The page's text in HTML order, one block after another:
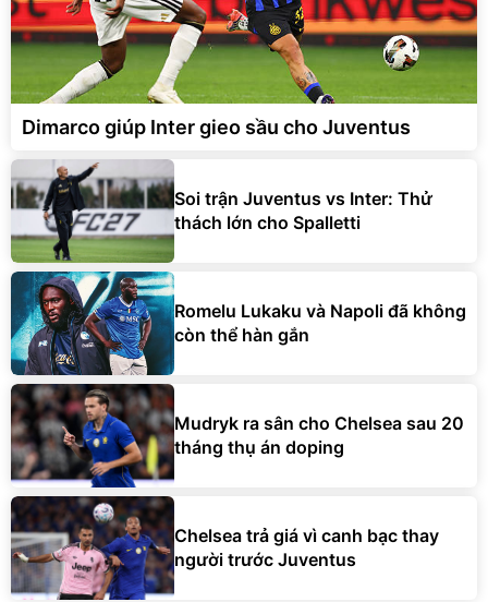
Dimarco giúp Inter gieo sầu cho Juventus
Soi trận Juventus vs Inter: Thử
thách lớn cho Spalletti
Romelu Lukaku và Napoli đã không
còn thể hàn gắn
Mudryk ra sân cho Chelsea sau 20
tháng thụ án doping
Chelsea trả giá vì canh bạc thay
người trước Juventus